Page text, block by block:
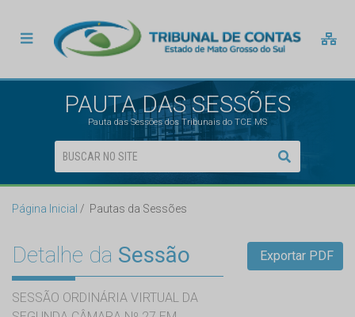
PAUTA DAS SESSÕES
Pauta das Sessões dos Tribunais do TCE MS
Página Inicial Pautas da Sessões
Detalhe da Sessão
SESSÃO ORDINÁRIA VIRTUAL DA
Exportar PDF